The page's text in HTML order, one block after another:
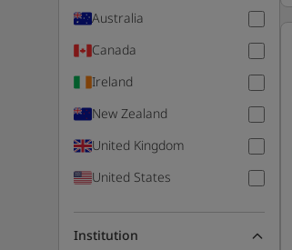
Australia
Canada
Ireland
New Zealand
United Kingdom
United States
Institution